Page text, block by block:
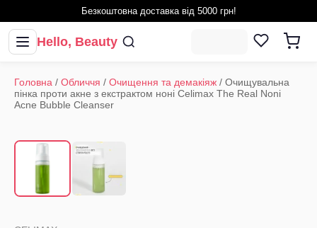
Безкоштовна доставка від 5000 грн!
Hello, Beauty
Головна / Обличчя / Очищення та демакіяж / Очищувальна
пінка проти акне з екстрактом ноні Celimax The Real Noni
Acne Bubble Cleanser